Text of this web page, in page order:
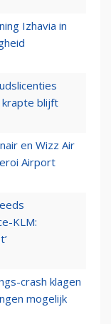
Izhavia in
krapte blijft
en Wizz Air
Airport
KLM:
crash klagen
mogelijk